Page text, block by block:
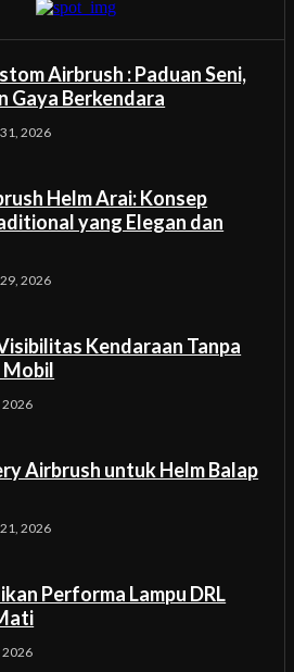
Airbrush : Paduan Seni,
Gaya Berkendara
2026
Helm Arai: Konsep
yang Elegan dan
2026
Kendaraan Tanpa
Mobil
2026
Airbrush untuk Helm Balap
2026
Performa Lampu DRL
2026